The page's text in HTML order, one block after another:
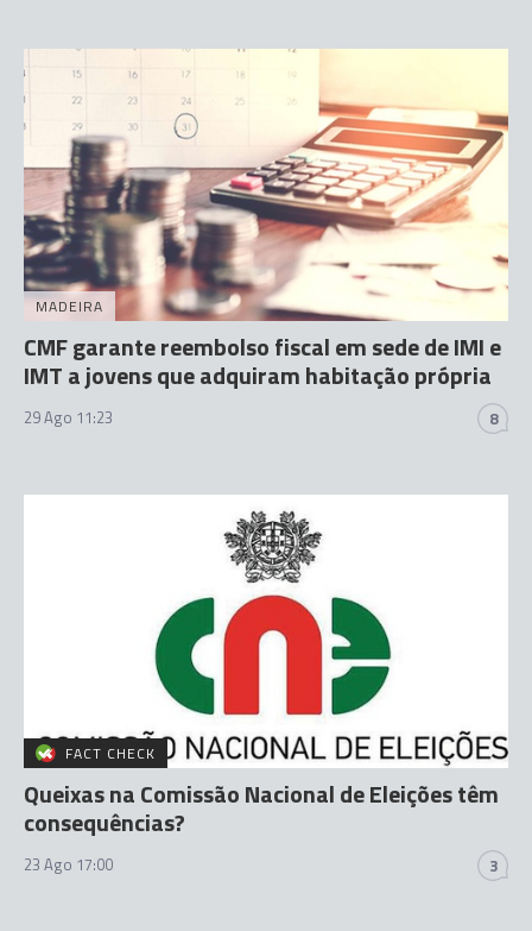
MADEIRA
CMF garante reembolso fiscal em sede de IMI e
IMT a jovens que adquiram habitação própria
29 Ago 11:23 8
FACT CHECK
Queixas na Comissão Nacional de Eleições têm
consequências?
23 Ago 17:00 3